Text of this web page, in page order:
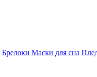
Брелоки Маски для сна